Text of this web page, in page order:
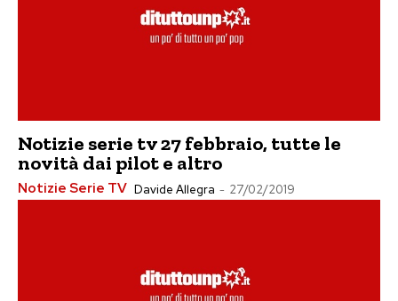
Notizie serie tv 27 febbraio, tutte le
novità dai pilot e altro
Notizie Serie TV Davide Allegra - 27/02/2019